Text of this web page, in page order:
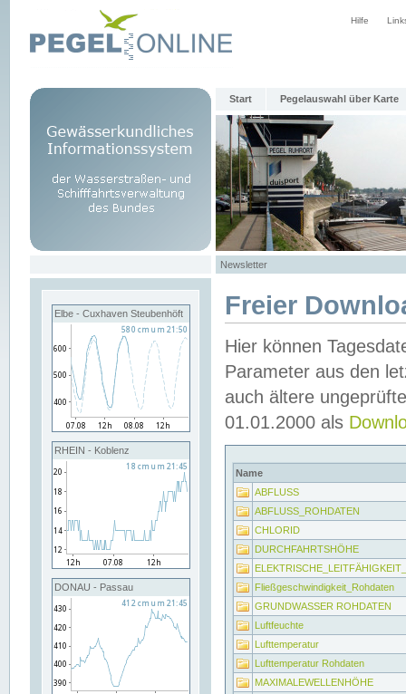
Hilfe
Start Pegelauswahl über Karte
Newsletter
Elbe - Cuxhaven Steubenhöft
RHEIN - Koblenz
DONAU - Passau
Freier
Hier können
Parameter aus den
auch ältere
01.01.2000 als
Name
ABFLUSS
ABFLUSS_ROHDATEN
CHLORID
DURCHFAHRTSHÖHE
Fließgeschwindigkeit_Rohdaten
GRUNDWASSER ROHDATEN
Luftfeuchte
Lufttemperatur
Lufttemperatur Rohdaten
MAXIMALEWELLENHÖHE